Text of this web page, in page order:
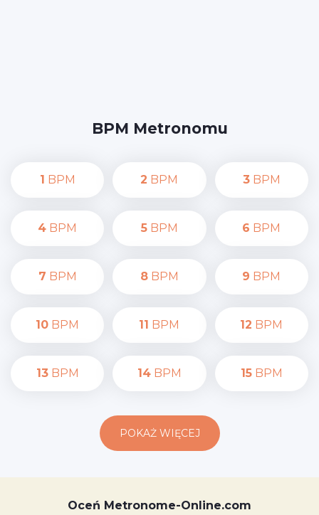
BPM Metronomu
1 BPM 2 BPM 3BPM
4 BPM 5BPM 6 BPM
7 BPM 8BPM 9 BPM
10 BPM 11 BPM 12 BPM
13BPM 14BPM 15BPM
POKAŻ WIĘCEJ
Oceń Metronome-Online.com